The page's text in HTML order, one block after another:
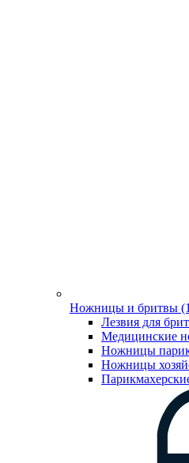
Ножницы и бритвы
Лезвия для
Медицинские
Ножницы
Ножницы